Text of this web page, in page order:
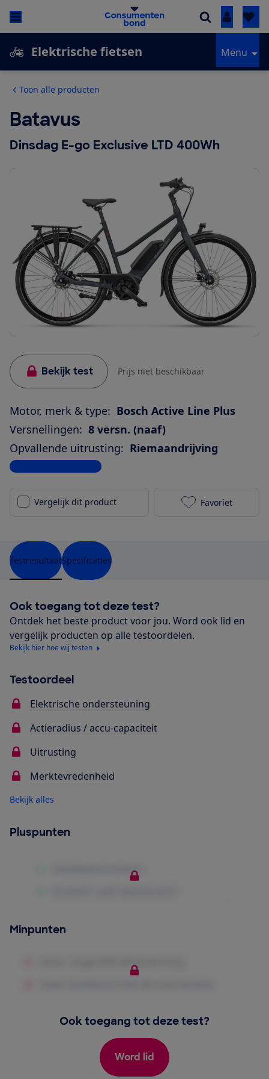
Inloggen
Elektrische fietsen Menu
Toon alle producten
Batavus
Dinsdag E-go Exclusive LTD 400Wh
Bekijk test Prijs niet beschikbaar
Motor, merk & type: Bosch Active Line Plus
Versnellingen: 8 versn. (naaf)
Opvallende uitrusting: Riemaandrijving
Bekijk alle specificaties
Vergelijk dit product Batavus
Favoriet
TestresultaatSpecificaties
Ook toegang tot deze test?
Ontdek het beste product voor jou. Word ook lid en
vergelijk producten op alle testoordelen.
Bekijk hier hoe wij testen
Testoordeel
Elektrische ondersteuning
Actieradius / accu-capaciteit
Uitrusting
Merktevredenheid
Bekijk alles
Pluspunten
Minpunten
Ook toegang tot deze test?
Word lid